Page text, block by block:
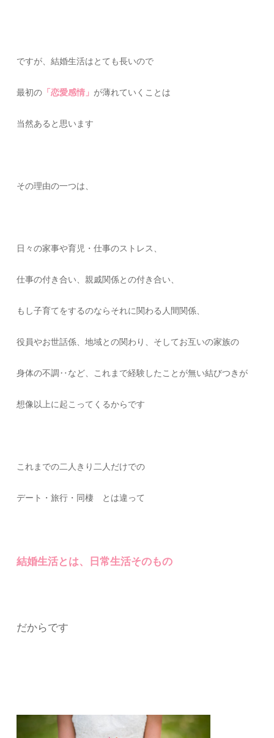
ですが、結婚生活はとても長いので
最初の 「恋愛感情」 が薄れていくことは
当然あると思います
その理由の一つは、
日々の家事や育児・仕事のストレス、
仕事の付き合い、親戚関係との付き合い、
もし子育てをするのならそれに関わる人間関係、
役員やお世話係、地域との関わり、そしてお互いの家族の
身体の不調‥など、これまで経験したことが無い結びつきが
想像以上に起こってくるからです
これまでの二人きり二人だけでの
デート・旅行・同棲 とは違って
結婚生活とは、日常生活そのもの
だからです